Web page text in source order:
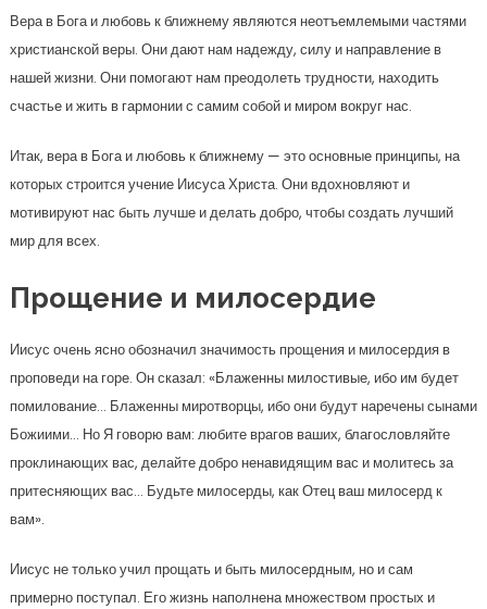
Вера в Бога и любовь к ближнему являются неотъемлемыми частями
христианской веры. Они дают нам надежду, силу и направление в
нашей жизни. Они помогают нам преодолеть трудности, находить
счастье и жить в гармонии с самим собой и миром вокруг нас.
Итак, вера в Бога и любовь к ближнему — это основные принципы, на
которых строится учение Иисуса Христа. Они вдохновляют и
мотивируют нас быть лучше и делать добро, чтобы создать лучший
мир для всех.
Прощение и милосердие
Иисус очень ясно обозначил значимость прощения и милосердия в
проповеди на горе. Он сказал: «Блаженны милостивые, ибо им будет
помилование… Блаженны миротворцы, ибо они будут наречены сынами
Божиими… Но Я говорю вам: любите врагов ваших, благословляйте
проклинающих вас, делайте добро ненавидящим вас и молитесь за
притесняющих вас… Будьте милосерды, как Отец ваш милосерд к
вам».
Иисус не только учил прощать и быть милосердным, но и сам
примерно поступал. Его жизнь наполнена множеством простых и